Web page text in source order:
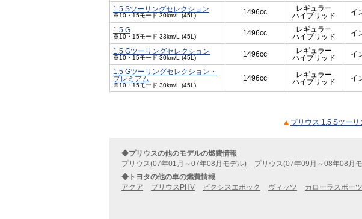
1.5 Sツーリングセレクション
※10・15モード 30km/L (45L) 1496cc
レギュラー
ハイブリッド
イ
1.5 G
※10・15モード 33km/L (45L) 1496cc
レギュラー
ハイブリッド
イ
1.5 Gツーリングセレクション
※10・15モード 30km/L (45L) 1496cc
レギュラー
ハイブリッド
イ
1.5 Gツーリングセレクション・
プレミアム
※10・15モード 30km/L (45L)
1496cc
レギュラー
ハイブリッド
イ
プリウス 1.5 Sツー
◆プリウスの他のモデルの燃費情報
プリウス(07年01月～07年08月モデル)
プリウス(07年09月～08年08月
◆トヨタの他の車の燃費情報
アクア
プリウスPHV ピクシスエポック ヴィッツ カローラスポーツ